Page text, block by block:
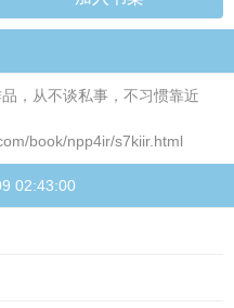
，从不谈私事，不习惯靠近
book/npp4ir/s7kiir.html
02:43:00